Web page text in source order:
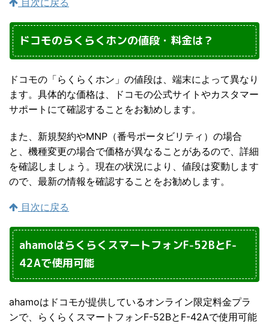
目次に戻る
ドコモのらくらくホンの値段・料金は？
ドコモの「らくらくホン」の値段は、端末によって異なり
ます。具体的な価格は、ドコモの公式サイトやカスタマー
サポートにて確認することをお勧めします。
また、新規契約やMNP（番号ポータビリティ）の場合
と、機種変更の場合で価格が異なることがあるので、詳細
を確認しましょう。現在の状況により、値段は変動します
ので、最新の情報を確認することをお勧めします。
目次に戻る
ahamoはらくらくスマートフォンF-52BとF-
42Aで使用可能
ahamoはドコモが提供しているオンライン限定料金プラ
ンで、らくらくスマートフォンF-52BとF-42Aで使用可能